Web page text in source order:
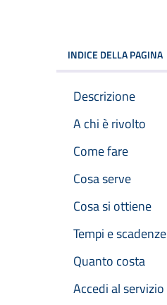
INDICE DELLA PAGINA
Descrizione
A chi è rivolto
Come fare
Cosa serve
Cosa si ottiene
Tempi e scadenze
Quanto costa
Accedi al servizio